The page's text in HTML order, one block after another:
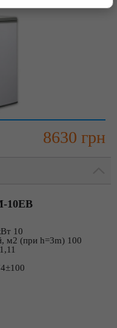
8630 грн
10ЕВ
10
м2 (при h=3m) 100